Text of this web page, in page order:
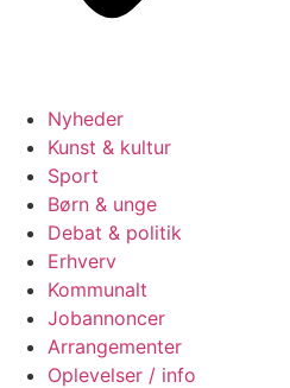
Nyheder
Kunst & kultur
Sport
Børn & unge
Debat & politik
Erhverv
Kommunalt
Jobannoncer
Arrangementer
Oplevelser / info